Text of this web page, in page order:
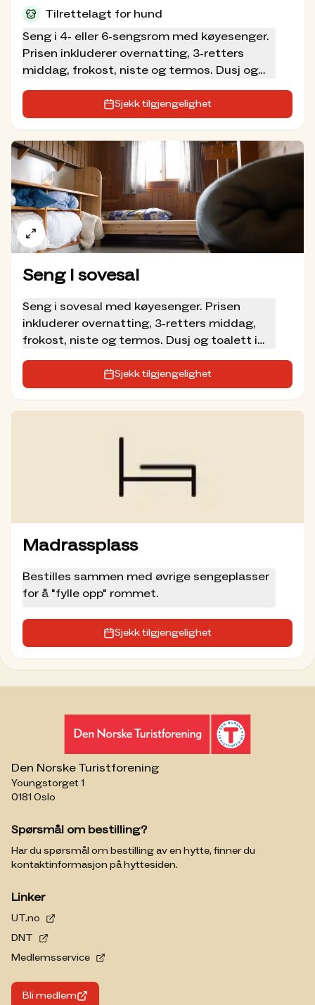
Tilrettelagt for hund
Seng i 4- eller 6-sengsrom med køyesenger.
Prisen inkluderer overnatting, 3-retters
middag, frokost, niste og termos. Dusj og
toalett i annet bygg.
Sjekk tilgjengelighet
Seng i sovesal
Seng i sovesal med køyesenger. Prisen
inkluderer overnatting, 3-retters middag,
frokost, niste og termos. Dusj og toalett i
annet bygg.
Sjekk tilgjengelighet
Madrassplass
Bestilles sammen med øvrige sengeplasser
for å "fylle opp" rommet.
Sjekk tilgjengelighet
Den Norske Turistforening
Youngstorget 1
0181 Oslo
Spørsmål om bestilling?
Har du spørsmål om bestilling av en hytte, finner du
kontaktinformasjon på hyttesiden.
Linker
UT.no
DNT
Medlemsservice
Bli medlem